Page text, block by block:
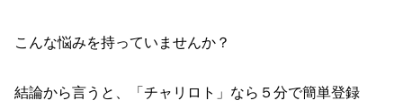
こんな悩みを持っていませんか？
結論から言うと、「チャリロト」なら５分で簡単登録